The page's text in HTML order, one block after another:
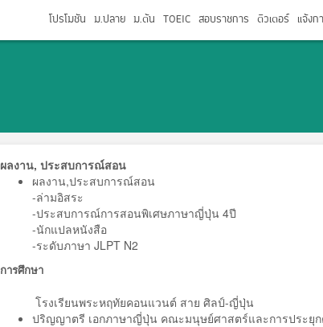
โปรโมชัน ม.ปลาย ม.ต้น TOEIC สอบราชการ ติวเตอร์ แจ้งก
ผลงาน, ประสบการณ์สอน
ผลงาน,ประสบการณ์สอน
-ล่ามอิสระ
-ประสบการณ์การสอนพิเศษภาษาญี่ปุ่น 4ปี
-นักแปลหนังสือ
-ระดับภาษา JLPT N2
การศึกษา
โรงเรียนพระหฤทัยคอนแวนต์ สาย ศิลป์-ญี่ปุ่น
ปริญญาตรี เอกภาษาญี่ปุ่น คณะมนุษย์ศาสตร์และการประยุ